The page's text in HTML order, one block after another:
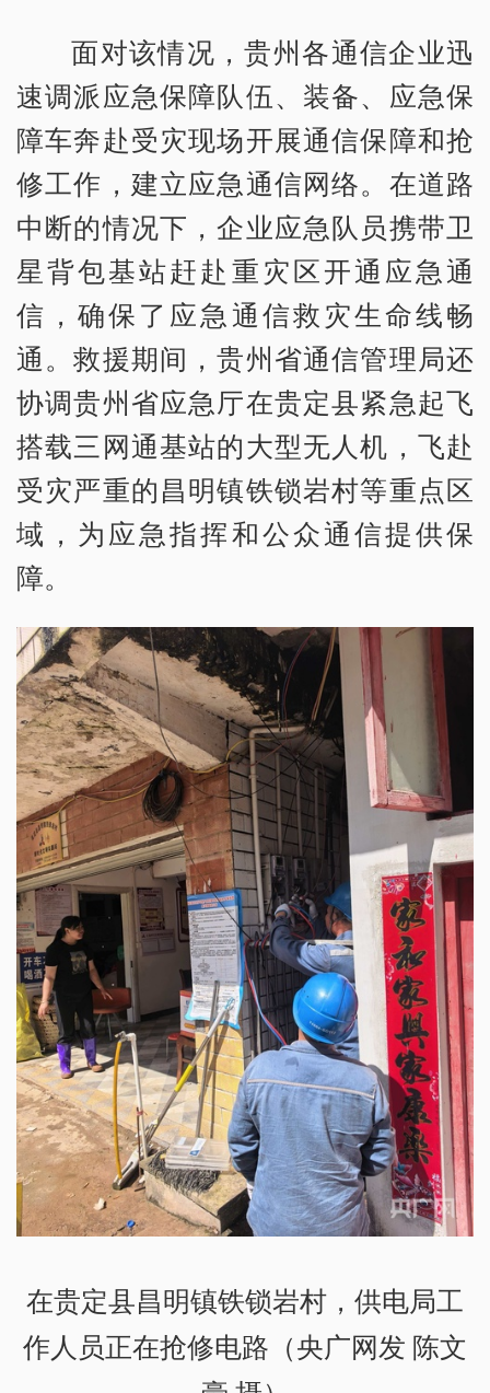
面对该情况，贵州各通信企业迅
速调派应急保障队伍、装备、应急保
障车奔赴受灾现场开展通信保障和抢
修工作，建立应急通信网络。在道路
中断的情况下，企业应急队员携带卫
星背包基站赶赴重灾区开通应急通
信，确保了应急通信救灾生命线畅
通。救援期间，贵州省通信管理局还
协调贵州省应急厅在贵定县紧急起飞
搭载三网通基站的大型无人机，飞赴
受灾严重的昌明镇铁锁岩村等重点区
域，为应急指挥和公众通信提供保
障。
在贵定县昌明镇铁锁岩村，供电局工
作人员正在抢修电路（央广网发 陈文